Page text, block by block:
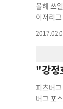
병호도
못했다. 결국 미
시즌을 일찌감치 접었다. 이후 한국에 들어온 박병호는
간결하게 수정하
2020년
너행을
올해 쓰일 코
이저리그 진입이 보장되지
위해서 돌파해야 할 난관들은 무
두아르
출루율
나 샌
은 420만 달러.
를 매트
"강정
피츠버그
버그 포